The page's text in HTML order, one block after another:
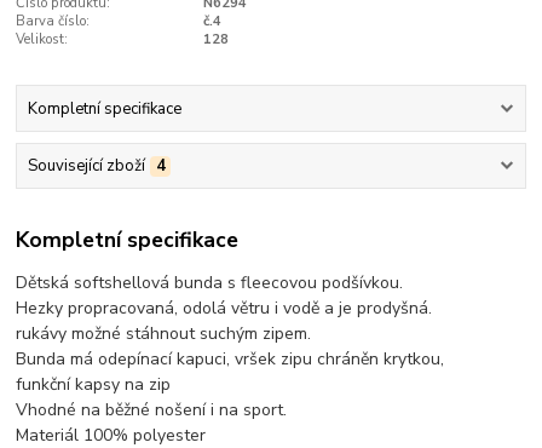
Barva číslo:
č.4
Velikost:
128
Kompletní specifikace
Související zboží 4
Kompletní specifikace
Dětská softshellová bunda s fleecovou podšívkou.
Hezky propracovaná, odolá větru i vodě a je prodyšná.
rukávy možné stáhnout suchým zipem.
Bunda má odepínací kapuci, vršek zipu chráněn krytkou,
funkční kapsy na zip
Vhodné na běžné nošení i na sport.
Materiál 100% polyester